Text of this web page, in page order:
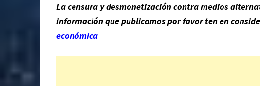
La censura y desmonetización contra medios
información que publicamos por favor ten en
económica